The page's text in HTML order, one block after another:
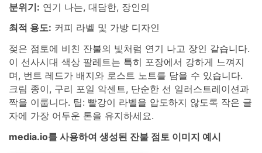
분위기: 연기 나는, 대담한, 장인의
최적 용도: 커피 라벨 및 가방 디자인
젖은 점토에 비친 잔불의 빛처럼 연기 나고 장인 같습니다.
이 선사시대 색상 팔레트는 특히 포장에서 강하게 느껴지
며, 번트 레드가 배지와 로스트 노트를 담을 수 있습니다.
크림 종이, 구리 포일 악센트, 단순한 선 일러스트레이션과
짝을 이룹니다. 팁: 빨강이 라벨을 압도하지 않도록 작은 글
자에 가장 어두운 톤을 유지하세요.
media.io를 사용하여 생성된 잔불 점토 이미지 예시